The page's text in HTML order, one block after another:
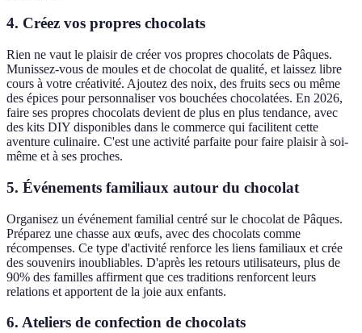
4. Créez vos propres chocolats
Rien ne vaut le plaisir de créer vos propres chocolats de Pâques.
Munissez-vous de moules et de chocolat de qualité, et laissez libre
cours à votre créativité. Ajoutez des noix, des fruits secs ou même
des épices pour personnaliser vos bouchées chocolatées. En 2026,
faire ses propres chocolats devient de plus en plus tendance, avec
des kits DIY disponibles dans le commerce qui facilitent cette
aventure culinaire. C'est une activité parfaite pour faire plaisir à soi-
même et à ses proches.
5. Événements familiaux autour du chocolat
Organisez un événement familial centré sur le chocolat de Pâques.
Préparez une chasse aux œufs, avec des chocolats comme
récompenses. Ce type d'activité renforce les liens familiaux et crée
des souvenirs inoubliables. D'après les retours utilisateurs, plus de
90% des familles affirment que ces traditions renforcent leurs
relations et apportent de la joie aux enfants.
6. Ateliers de confection de chocolats